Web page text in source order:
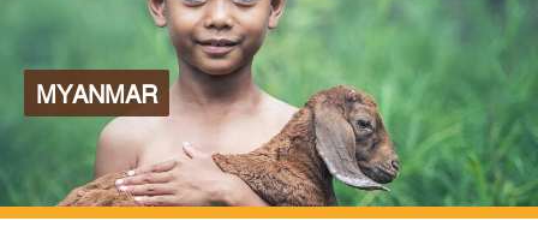
MYANMAR